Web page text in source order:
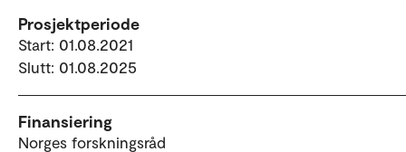
Prosjektperiode
Start: 01.08.2021
Slutt: 01.08.2025
Finansiering
Norges forskningsråd